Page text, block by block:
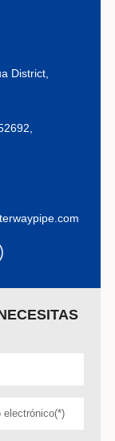
District,